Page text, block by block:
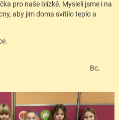
pro naše blízké. Mysleli jsme i na
aby jim doma svítilo teplo a